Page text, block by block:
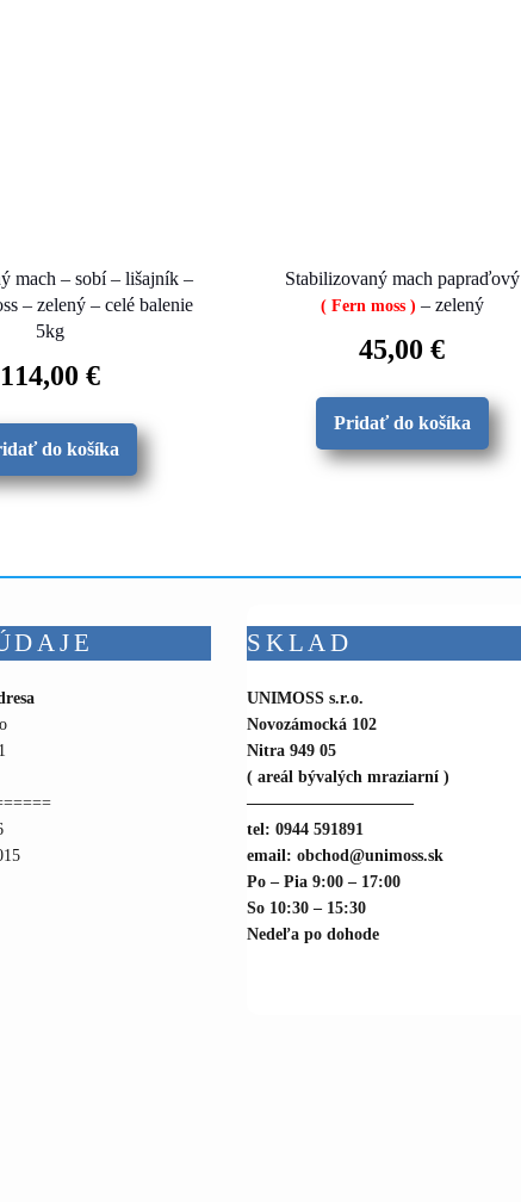
mach – sobí – lišajník –
– zelený – celé balenie
5kg
114,00€
do košíka
Stabilizovaný mach papraďový
( Fern moss ) – zelený
45,00€
Pridať do košíka
SKLAD
UNIMOSS s.r.o.
Novozámocká 102
Nitra 949 05
( areál bývalých mraziarní )
——————————
tel: 0944 591891
email: obchod@unimoss.sk
Po – Pia 9:00 – 17:00
So 10:30 – 15:30
Nedeľa po dohode